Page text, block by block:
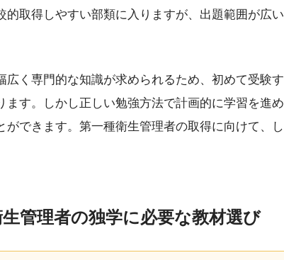
的取得しやすい部類に入りますが、出題範囲が広
広く専門的な知識が求められるため、初めて受験
ます。しかし正しい勉強方法で計画的に学習を進
ができます。第一種衛生管理者の取得に向けて、
管理者の独学に必要な教材選び